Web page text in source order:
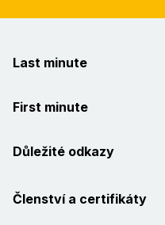
Last minute
First minute
Důležité odkazy
Členství a certifikáty